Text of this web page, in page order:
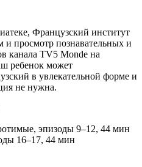
Французский институт
и просмотр познавательных и
канала TV5 Monde на
ребенок может
в увлекательной форме и
не нужна.
эпизоды 9–12, 44 мин
16–17, 44 мин